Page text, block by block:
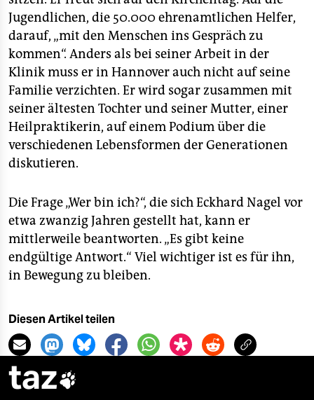
Jugendlichen, die 50.000 ehrenamtlichen Helfer,
darauf, „mit den Menschen ins Gespräch zu
kommen“. Anders als bei seiner Arbeit in der
Klinik muss er in Hannover auch nicht auf seine
Familie verzichten. Er wird sogar zusammen mit
seiner ältesten Tochter und seiner Mutter, einer
Heilpraktikerin, auf einem Podium über die
verschiedenen Lebensformen der Generationen
diskutieren.
Die Frage „Wer bin ich?“, die sich Eckhard Nagel vor
etwa zwanzig Jahren gestellt hat, kann er
mittlerweile beantworten. „Es gibt keine
endgültige Antwort.“ Viel wichtiger ist es für ihn,
in Bewegung zu bleiben.
Diesen Artikel teilen
taz